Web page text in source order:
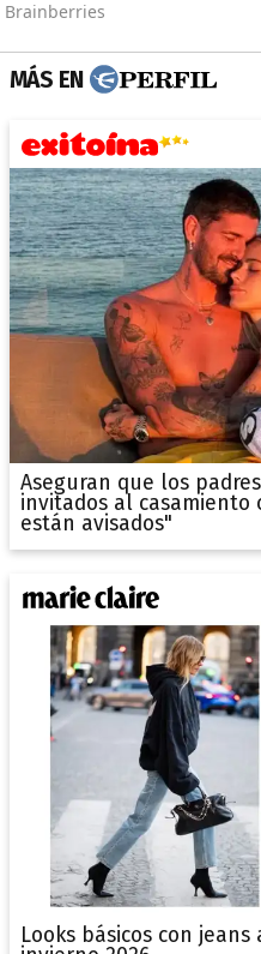
MÁS EN
Aseguran que los
invitados al casamiento
están avisados"
Looks básicos con